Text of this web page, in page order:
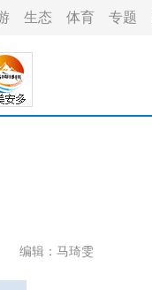
生态 体育 专题
编辑：马琦雯